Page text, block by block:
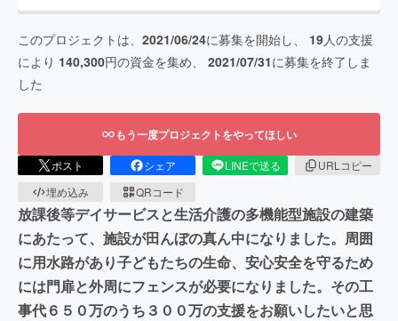
このプロジェクトは、 2021/06/24に募集を開始し、 19人の支援
により 140,300円の資金を集め、 2021/07/31に募集を終了しま
した
もう一度プロジェクトをやってほしい
ポスト シェア LINEで送る
URLコピー
埋め込み
QRコード
放課後等デイサービスと生活介護の多機能型施設の建築
にあたって、施設が田んぼの真ん中になりました。周囲
に用水路があり子どもたちの生命、安心安全を守るため
には門扉と外周にフェンスが必要になりました。その工
事代６５０万のうち３００万の支援をお願いしたいと思